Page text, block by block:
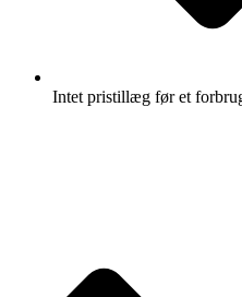
Intet pristillæg før et